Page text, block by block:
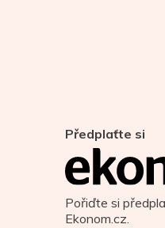
Předplaťte si
Pořiďte si
Ekonom.cz.